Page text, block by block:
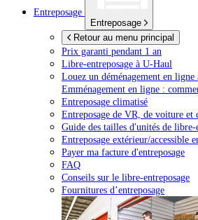
Entreposage
Entreposage
Retour au menu principal
Prix garanti pendant 1 an
Libre-entreposage à U-Haul
Louez un déménagement en ligne
Emménagement en ligne :
Entreposage climatisé
Entreposage de VR, de voiture et
Guide des tailles d'unités de libre-
Entreposage extérieur/accessible
Payer ma facture d'entreposage
FAQ
Conseils sur le libre-entreposage
Fournitures d’entreposage